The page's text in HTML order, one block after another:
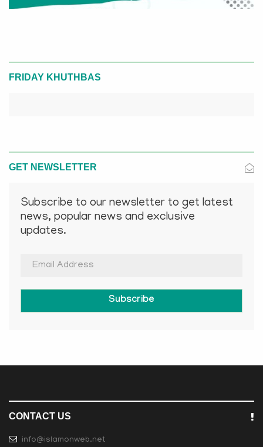
FRIDAY KHUTHBAS
GET NEWSLETTER
Subscribe to our newsletter to get latest
news, popular news and exclusive
updates.
Subscribe
CONTACT US
info@islamonweb.net